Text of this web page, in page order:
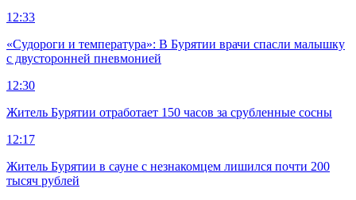
12:33
«Судороги и температура»: В Бурятии врачи спасли малышку
с двусторонней пневмонией
12:30
Житель Бурятии отработает 150 часов за срубленные сосны
12:17
Житель Бурятии в сауне с незнакомцем лишился почти 200
тысяч рублей